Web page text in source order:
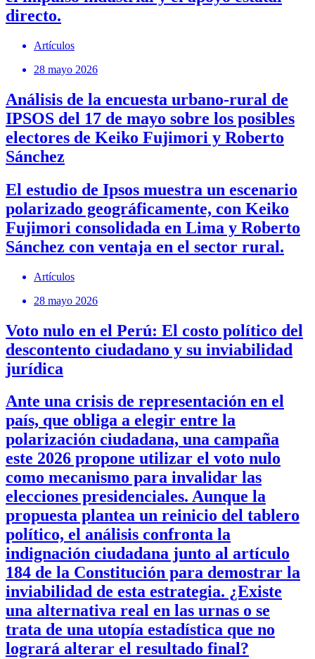
directo.
Artículos
28 mayo 2026
Análisis de la encuesta urbano-rural de
IPSOS del 17 de mayo sobre los posibles
electores de Keiko Fujimori y Roberto
Sánchez
El estudio de Ipsos muestra un escenario
polarizado geográficamente, con Keiko
Fujimori consolidada en Lima y Roberto
Sánchez con ventaja en el sector rural.
Artículos
28 mayo 2026
Voto nulo en el Perú: El costo político del
descontento ciudadano y su inviabilidad
jurídica
Ante una crisis de representación en el
país, que obliga a elegir entre la
polarización ciudadana, una campaña
este 2026 propone utilizar el voto nulo
como mecanismo para invalidar las
elecciones presidenciales. Aunque la
propuesta plantea un reinicio del tablero
político, el análisis confronta la
indignación ciudadana junto al artículo
184 de la Constitución para demostrar la
inviabilidad de esta estrategia. ¿Existe
una alternativa real en las urnas o se
trata de una utopía estadística que no
logrará alterar el resultado final?